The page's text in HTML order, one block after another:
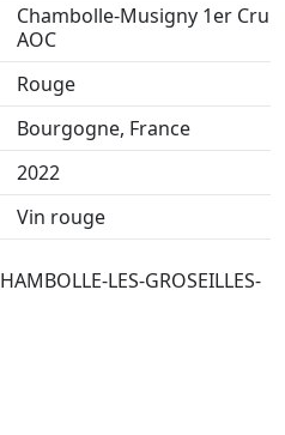
Chambolle-Musigny 1er Cru
AOC
Rouge
Bourgogne, France
2022
Vin rouge
LES-GROSEILLES-